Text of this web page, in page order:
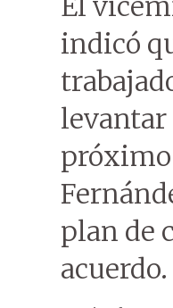
indicó
levantar
próximo
plan de
acuerdo.